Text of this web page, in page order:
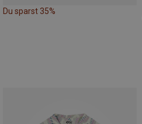
Du sparst 35%